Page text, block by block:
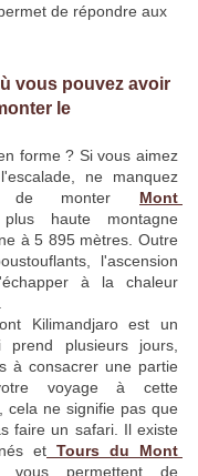
de répondre aux
vous pouvez avoir
le
forme ? Si vous aimez
ne manquez
de monter
Mont
haute montagne
à 5 895 mètres. Outre
l'ascension
à la chaleur
Kilimandjaro est un
prend plusieurs jours,
à consacrer une partie
voyage à cette
cela ne signifie pas que
faire un safari. Il existe
et Tours du Mont
permettent de